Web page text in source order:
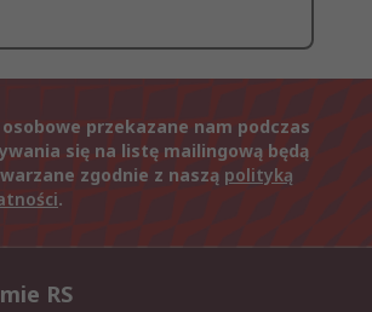
osobowe przekazane nam podczas
się na listę mailingową będą
zgodnie z naszą polityką
.
RS